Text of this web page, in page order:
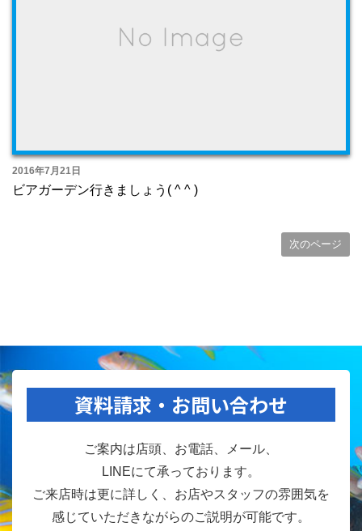
2016年7月21日
ビアガーデン行きましょう( ^ ^ )
次のページ
資料請求・お問い合わせ
ご案内は店頭、お電話、メール、
LINEにて承っております。
ご来店時は更に詳しく、お店やスタッフの雰囲気を
感じていただきながらのご説明が可能です。